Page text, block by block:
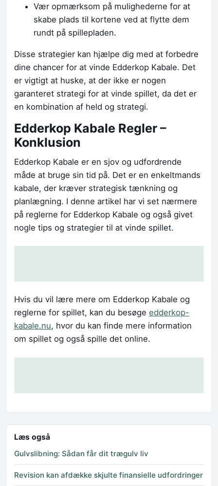
Vær opmærksom på mulighederne for at
skabe plads til kortene ved at flytte dem
rundt på spillepladen.
Disse strategier kan hjælpe dig med at forbedre
dine chancer for at vinde Edderkop Kabale. Det
er vigtigt at huske, at der ikke er nogen
garanteret strategi for at vinde spillet, da det er
en kombination af held og strategi.
Edderkop Kabale Regler –
Konklusion
Edderkop Kabale er en sjov og udfordrende
måde at bruge sin tid på. Det er en enkeltmands
kabale, der kræver strategisk tænkning og
planlægning. I denne artikel har vi set nærmere
på reglerne for Edderkop Kabale og også givet
nogle tips og strategier til at vinde spillet.
Hvis du vil lære mere om Edderkop Kabale og
reglerne for spillet, kan du besøge edderkop-
kabale.nu, hvor du kan finde mere information
om spillet og også spille det online.
Læs også
Gulvslibning: Sådan får dit trægulv liv
Revision kan afdække skjulte finansielle udfordringer